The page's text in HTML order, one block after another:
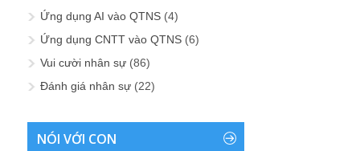
Ứng dụng AI vào QTNS (4)
Ứng dụng CNTT vào QTNS (6)
Vui cười nhân sự (86)
Đánh giá nhân sự (22)
NÓI VỚI CON